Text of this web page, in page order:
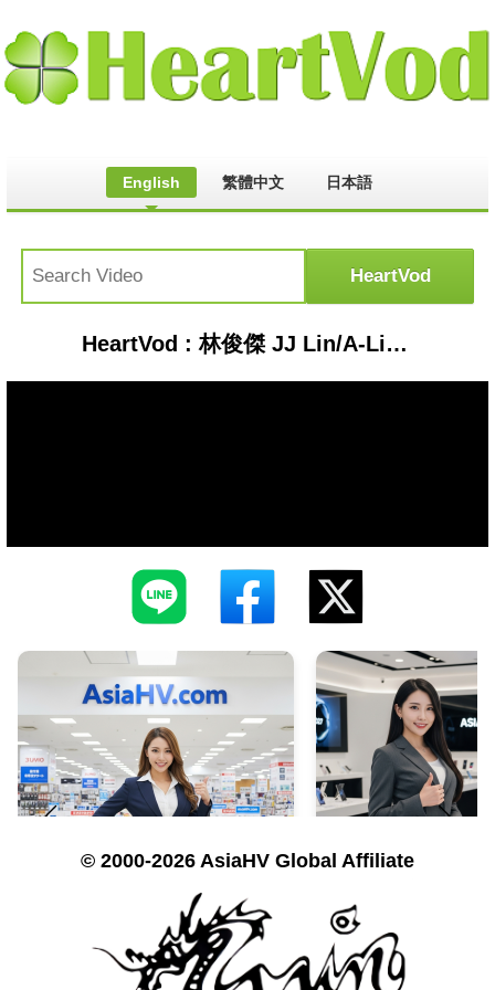
English 繁體中文 日本語
HeartVod : 林俊傑 JJ Lin/A-Lin《有一種悲傷+失戀無罪》A Kind of Sorrow/Lovelorn,Not Guilty-JJ20 FINAL LAP 台北現場版 Live in Taipei
© 2000-2026 AsiaHV Global Affiliate